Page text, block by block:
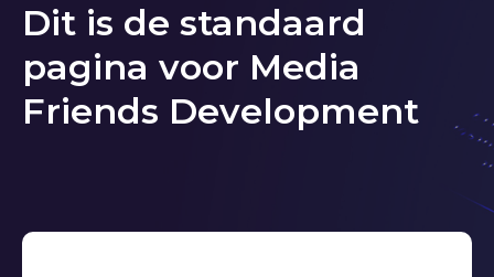
Dit is de standaard
pagina voor Media
Friends Development